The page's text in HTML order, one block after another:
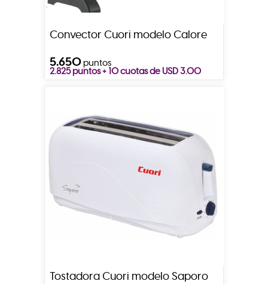
Convector Cuori modelo Calore
5.650puntos
2.825 puntos + 10 cuotas de USD 3.00
Tostadora Cuori modelo Saporo